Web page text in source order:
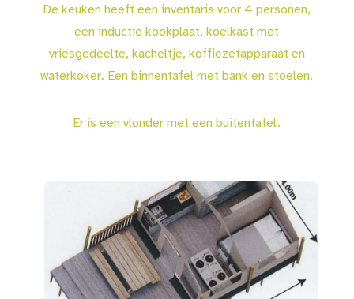
De keuken heeft een inventaris voor 4 personen,
een inductie kookplaat, koelkast met
vriesgedeelte, kacheltje, koffiezetapparaat en
waterkoker. Een binnentafel met bank en stoelen.
Er is een vlonder met een buitentafel.